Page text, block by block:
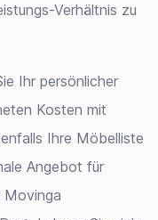
Verhältnis zu
Ihr persönlicher
Kosten mit
Ihre Möbelliste
Angebot für
Movinga